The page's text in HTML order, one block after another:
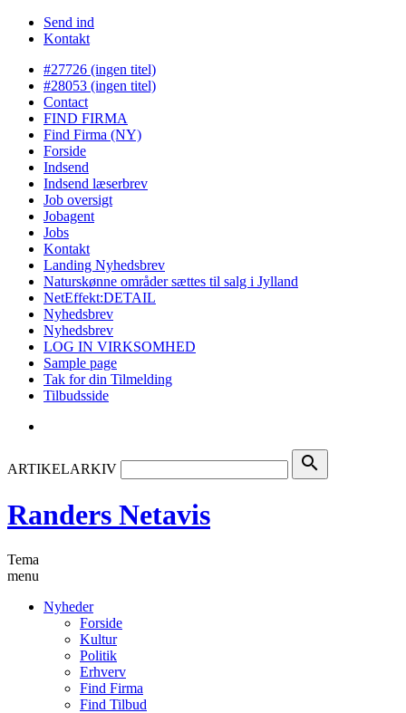
Send ind
Kontakt
#27726 (ingen titel)
#28053 (ingen titel)
Contact
FIND FIRMA
Find Firma (NY)
Forside
Indsend
Indsend læserbrev
Job oversigt
Jobagent
Jobs
Kontakt
Landing Nyhedsbrev
Naturskønne områder sættes til salg i Jylland
NetEffekt:DETAIL
Nyhedsbrev
Nyhedsbrev
LOG IN VIRKSOMHED
Sample page
Tak for din Tilmelding
Tilbudsside
ARTIKELARKIV search
Randers Netavis
Tema
menu
Nyheder
Forside
Kultur
Politik
Erhverv
Find Firma
Find Tilbud